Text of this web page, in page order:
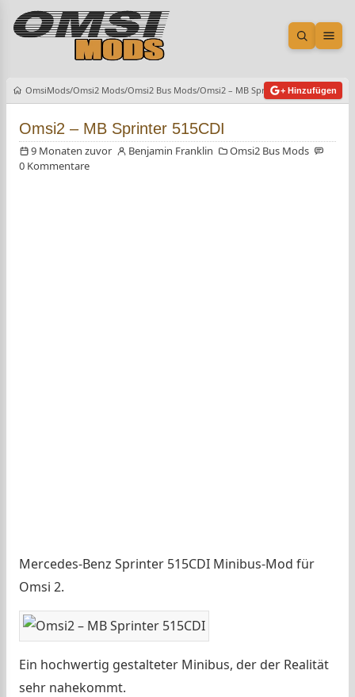
Suche
OmsiMods Omsi2 Mods Omsi2 Bus Mods Omsi2 – MB Sprinter 515CDI
+ Hinzufügen
Omsi2 – MB Sprinter 515CDI
9 Monaten zuvor Benjamin Franklin
Omsi2 Bus Mods
0 Kommentare
Mercedes-Benz Sprinter 515CDI Minibus-Mod für
Omsi 2.
Ein hochwertig gestalteter Minibus, der der Realität
sehr nahekommt.